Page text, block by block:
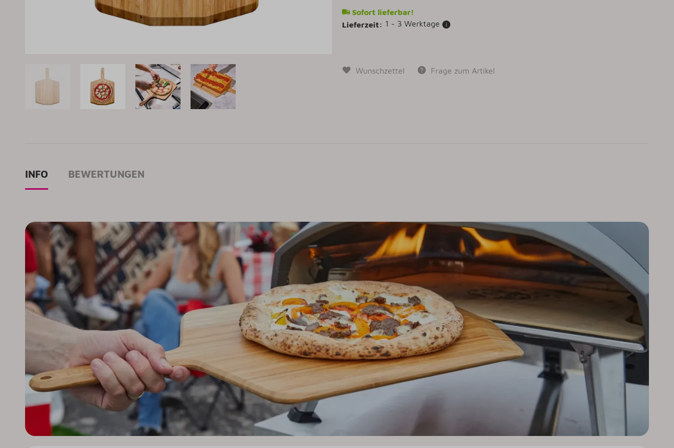
Sofort lieferbar!
Lieferzeit: 1 - 3 Werktage
Wunschzettel Frage zum Artikel
INFO BEWERTUNGEN